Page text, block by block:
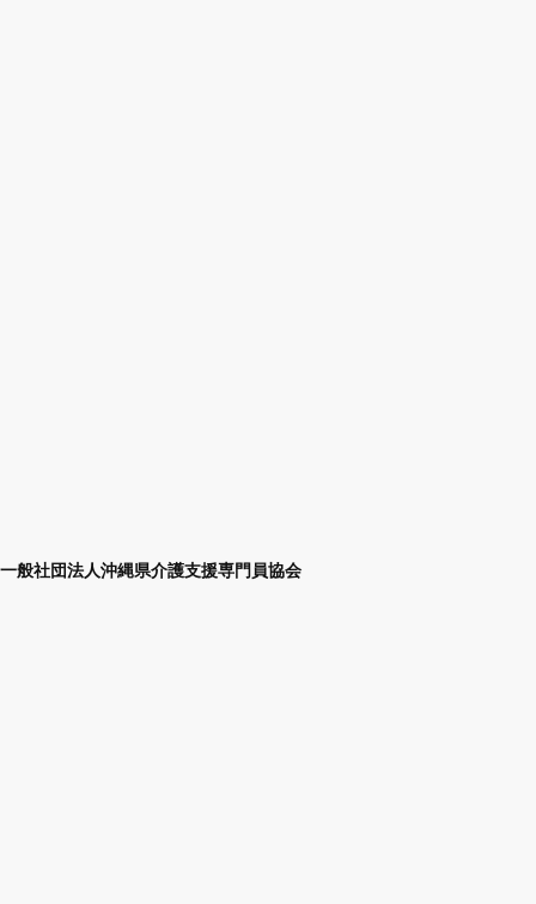
一般社団法人沖縄県介護支援専門員協会